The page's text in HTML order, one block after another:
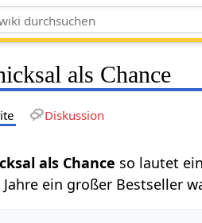
als Chance
Diskussion
als Chance so lautet
Jahre ein großer Bestseller